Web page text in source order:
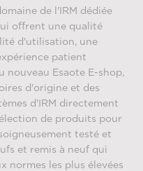
de l'IRM dédiée
offrent une qualité
d'utilisation, une
patient
nouveau Esaote E-shop,
d'origine et des
d'IRM directement
de produits pour
testé et
et remis à neuf qui
normes les plus élevées